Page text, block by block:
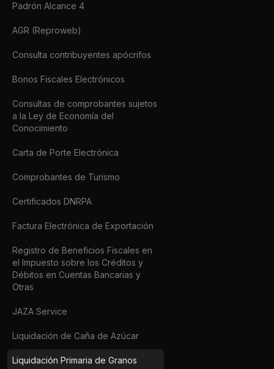
Padrón Alcance 4
AGR (Reproweb)
Consulta contribuyentes apócrifos
Bonos Fiscales Electrónicos
Consultas de comprobantes sujetos
a la Ley de Economía del
Conocimiento
Carta de Porte Electrónica
Comprobantes de Turismo
Certificados DNRPA
Factura Electrónica de Exportación
Registro de Beneficios Fiscales en
el Impuesto sobre los Créditos y
Débitos en Cuentas Bancarias y
Otras
JAZA Service
Liquidación de Caña de Azúcar
Liquidación Primaria de Granos